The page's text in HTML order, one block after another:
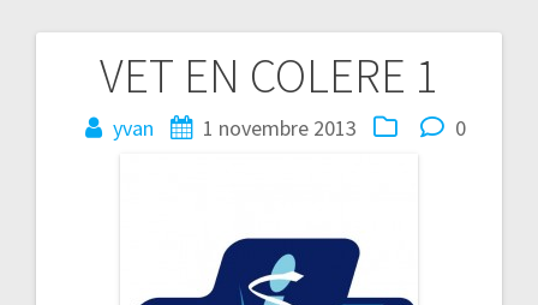
VET EN COLERE 1
yvan 1 novembre 2013 0
Navigation